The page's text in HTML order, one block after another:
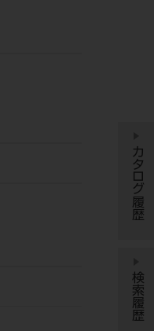
カタログ履歴
検索履歴